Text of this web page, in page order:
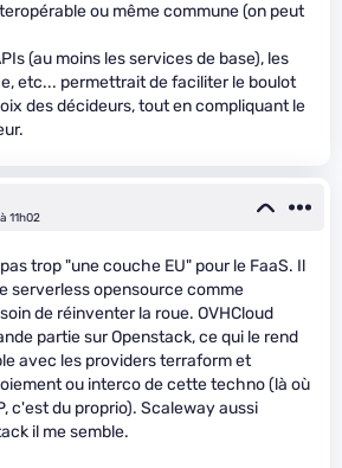
ou même commune (on peut
(au moins les services de base), les
etc... permettrait de faciliter le boulot
des décideurs, tout en compliquant le
11h02
trop "une couche EU" pour le FaaS. Il
serverless opensource comme
de réinventer la roue. OVHCloud
partie sur Openstack, ce qui le rend
avec les providers terraform et
ou interco de cette techno (là où
c'est du proprio). Scaleway aussi
il me semble.